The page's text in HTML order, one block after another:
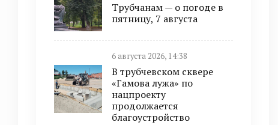
Трубчанам — о погоде в
пятницу, 7 августа
6 августа 2026, 14:38
В трубчевском сквере
«Гамова лужа» по
нацпроекту
продолжается
благоустройство